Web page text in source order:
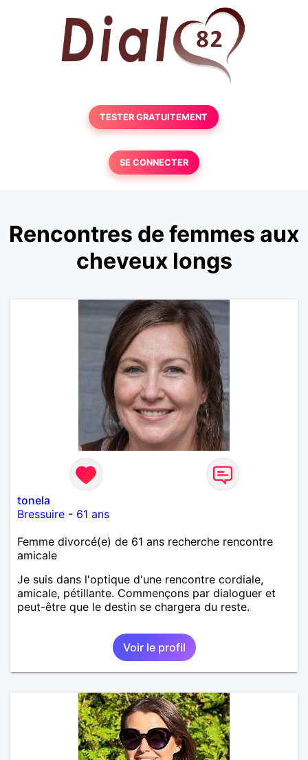
TESTER GRATUITEMENT
SE CONNECTER
Rencontres de femmes aux
cheveux longs
tonela
Bressuire - 61 ans
Femme divorcé(e) de 61 ans recherche rencontre
amicale
Je suis dans l'optique d'une rencontre cordiale,
amicale, pétillante. Commençons par dialoguer et
peut-être que le destin se chargera du reste.
Voir le profil